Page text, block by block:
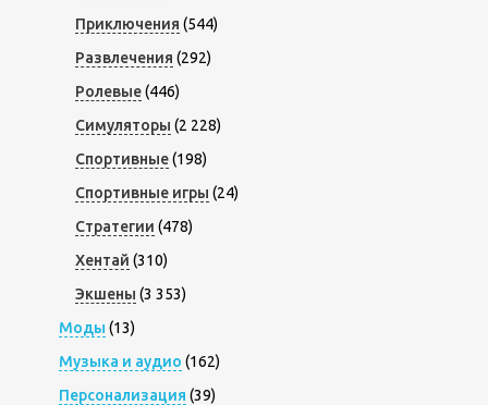
Приключения (544)
Развлечения (292)
Ролевые(446)
Симуляторы (2 228)
Спортивные(198)
Спортивные игры (24)
Стратегии (478)
Хентай (310)
Экшены (3 353)
Моды (13)
Музыка и аудио (162)
Персонализация (39)